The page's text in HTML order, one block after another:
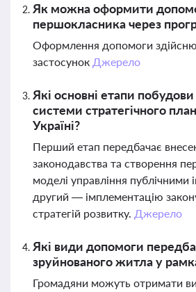
Як можна оформити
першокласника через
Оформлення допомоги
застосунок Джерело
Які основні етапи побудови
системи стратегічного
Україні?
Перший етап передбачає
законодавства та створення
моделі управління публічними
другий — імплементацію
стратегій розвитку. Джерело
Які види допомоги
зруйнованого житла у
Громадяни можуть отримати